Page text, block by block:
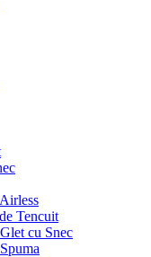
Tencuit
cu Snec